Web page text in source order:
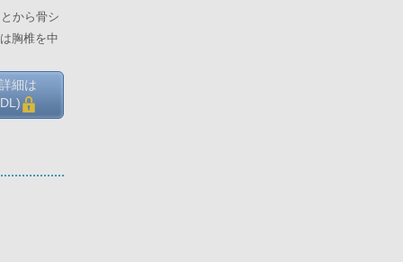
から骨シ
胸椎を中
細は